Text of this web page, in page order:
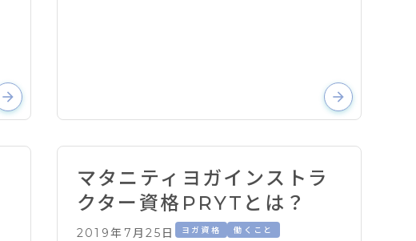
arrow_forward arrow_forward
マタニティヨガインストラ
クター資格PRYTとは？
2019年7月25日 ヨガ資格 働くこと